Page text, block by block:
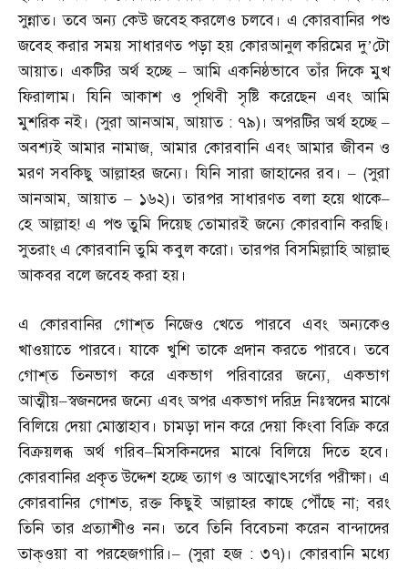
সুন্নাত। তবে অন্য কেউ জবেহ করলেও চলবে। এ কোরবানির পশু
জবেহ করার সময় সাধারণত পড়া হয় কোরআনুল করিমের দু’টো
আয়াত। একটির অর্থ হচ্ছে –আমি একনিষ্ঠভাবে তাঁর দিকে মুখ
ফিরালাম। যিনি আকাশ ও পৃথিবী সৃষ্টি করেছেন এবং আমি
মুশরিক নই। (সুরা আনআম,আয়াত : ৭৯)। অপরটির অর্থ হচ্ছে–
অবশ্যই আমার নামাজ,আমার কোরবানি এবং আমার জীবন ও
মরণ সবকিছু আল্লাহর জন্যে। যিনি সারা জাহানের রব। – (সুরা
আনআম,আয়াত – ১৬২)। তারপর সাধারণত বলা হয়ে থাকে–
হে আল্লাহ!এ পশু তুমি দিয়েছ তোমারই জন্যে কোরবানি করছি।
সুতরাং এ কোরবানি তুমি কবুল করো। তারপর বিসমিল্লাহি আল্লাহু
আকবর বলে জবেহ করা হয়।
এ কোরবানির গোশ্‌ত নিজেও খেতে পারবে এবং অন্যকেও
খাওয়াতে পারবে। যাকে খুশি তাকে প্রদান করতে পারবে। তবে
গোশ্‌ত তিনভাগ করে একভাগ পরিবারের জন্যে,একভাগ
আত্মীয়–স্বজনদের জন্যে এবং অপর একভাগ দরিদ্র নিঃস্বদের মাঝে
বিলিয়ে দেয়া মোস্তাহাব। চামড়া দান করে দেয়া কিংবা বিক্রি করে
বিক্রয়লব্ধ অর্থ গরিব–মিসকিনদের মাঝে বিলিয়ে দিতে হবে।
কোরবানির প্রকৃত উদ্দেশ হচ্ছে ত্যাগ ও আত্মোৎসর্গের পরীক্ষা। এ
কোরবানির গোশত,রক্ত কিছুই আল্লাহর কাছে পৌঁছে না;বরং
তিনি তার প্রত্যাশীও নন। তবে তিনি বিবেচনা করেন বান্দাদের
তাক্‌ওয়া বা পরহেজগারি।– (সুরা হজ : ৩৭)। কোরবানি মধ্যে